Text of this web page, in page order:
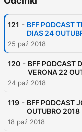
121 - BFF PODCAST
DIAS 24
25 paź 2018
120 - BFF PODCAST
VERONA 22
24 paź 2018
119 - BFF PODCAST
OUTUBRO 2018
18 paź 2018